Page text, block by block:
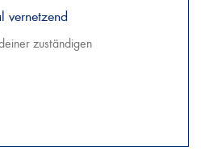
vernetzend
zuständigen